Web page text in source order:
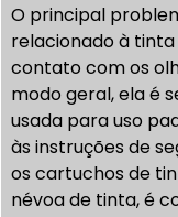
O principal
relacionado à
contato com os
modo geral, ela é
usada para uso
às instruções de
os cartuchos de
névoa de tinta, é